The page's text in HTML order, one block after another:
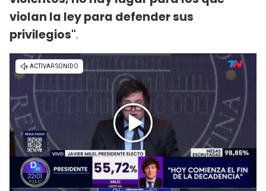
violan la ley para defender sus
privilegios".